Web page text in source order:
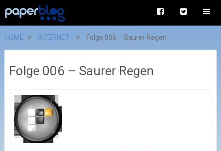
HOME INTERNET Folge 006 – Saurer Regen
Folge 006 – Saurer Regen